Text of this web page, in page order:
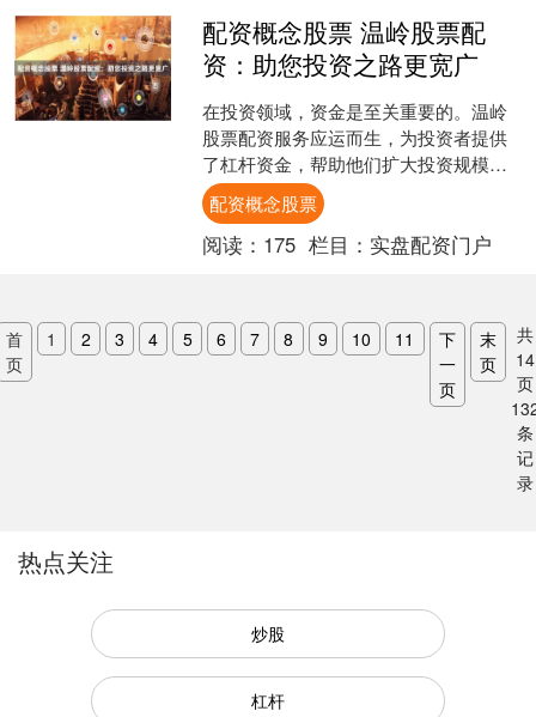
配资概念股票 温岭股票配
资：助您投资之路更宽广
在投资领域，资金是至关重要的。温岭
股票配资服务应运而生，为投资者提供
了杠杆资金，帮助他们扩大投资规模，
提升收益潜力配资概念股票。 济南银环
期货配资提供高达1:1....
配资概念股票
阅读： 175 栏目： 实盘配资门户
首
页
1 2 3 4 5 6 7 8 9 10 11
下
一
页
末
页
共
14
页
条
记
录
热点关注
炒股
杠杆